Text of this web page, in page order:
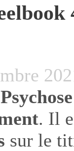
Psychose
. Il
sur le